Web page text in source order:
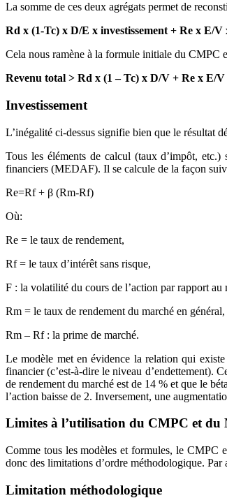
La somme de ces deux agrégats permet de
Rd x (1-Tc) x D/E x investissement + Re x E/V
Cela nous ramène à la formule initiale du CMPC
Revenu total > Rd x (1 – Tc) x D/V + Re x E/V
Investissement
L’inégalité ci-dessus signifie bien que le résultat
Tous les éléments de calcul (taux d’impôt,
financiers (MEDAF). Il se calcule de la façon
Re=Rf + β (Rm-Rf)
Où:
Re = le taux de rendement,
Rf = le taux d’intérêt sans risque,
F : la volatilité du cours de l’action par rapport au
Rm = le taux de rendement du marché en général,
Rm – Rf : la prime de marché.
Le modèle met en évidence la relation qui
financier (c’est-à-dire le niveau d’endettement).
de rendement du marché est de 14 % et que le
l’action baisse de 2. Inversement, une
Limites à l’utilisation du CMPC et du
Comme tous les modèles et formules, le CMPC
donc des limitations d’ordre méthodologique.
Limitation méthodologique